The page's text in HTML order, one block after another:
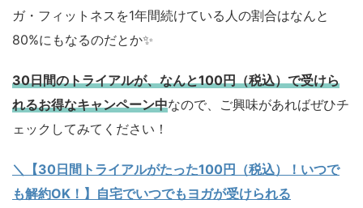
ガ・フィットネスを1年間続けている人の割合はなんと
80%にもなるのだとか✨
30日間のトライアルが、なんと100円（税込）で受けら
れるお得なキャンペーン中なので、ご興味があればぜひチ
ェックしてみてください！
＼【30日間トライアルがたった100円（税込）！いつで
も解約OK！】自宅でいつでもヨガが受けられる